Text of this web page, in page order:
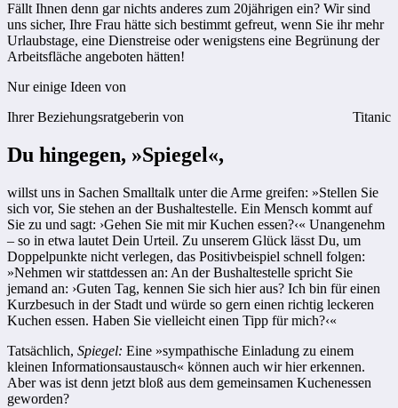
Fällt Ihnen denn gar nichts anderes zum 20jährigen ein? Wir sind
uns sicher, Ihre Frau hätte sich bestimmt gefreut, wenn Sie ihr mehr
Urlaubstage, eine Dienstreise oder wenigstens eine Begrünung der
Arbeitsfläche angeboten hätten!
Nur einige Ideen von
Ihrer Beziehungsratgeberin von
Titanic
Du hingegen, »Spiegel«,
willst uns in Sachen Smalltalk unter die Arme greifen: »Stellen Sie
sich vor, Sie stehen an der Bushaltestelle. Ein Mensch kommt auf
Sie zu und sagt: ›Gehen Sie mit mir Kuchen essen?‹« Unangenehm
– so in etwa lautet Dein Urteil. Zu unserem Glück lässt Du, um
Doppelpunkte nicht verlegen, das Positivbeispiel schnell folgen:
»Nehmen wir stattdessen an: An der Bushaltestelle spricht Sie
jemand an: ›Guten Tag, kennen Sie sich hier aus? Ich bin für einen
Kurzbesuch in der Stadt und würde so gern einen richtig leckeren
Kuchen essen. Haben Sie vielleicht einen Tipp für mich?‹«
Tatsächlich, Spiegel: Eine »sympathische Einladung zu einem
kleinen Informationsaustausch« können auch wir hier erkennen.
Aber was ist denn jetzt bloß aus dem gemeinsamen Kuchenessen
geworden?